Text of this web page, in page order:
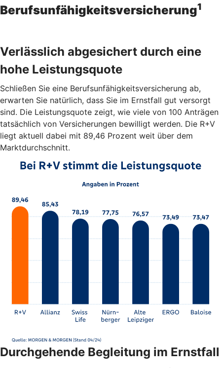
Berufsunfähigkeitsversicherung1
Verlässlich abgesichert durch eine
hohe Leistungsquote
Schließen Sie eine Berufsunfähigkeitsversicherung ab,
erwarten Sie natürlich, dass Sie im Ernstfall gut versorgt
sind. Die Leistungsquote zeigt, wie viele von 100 Anträgen
tatsächlich von Versicherungen bewilligt werden. Die R+V
liegt aktuell dabei mit 89,46 Prozent weit über dem
Marktdurchschnitt.
Durchgehende Begleitung im Ernstfall